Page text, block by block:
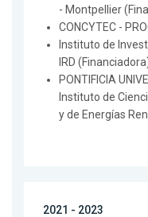
- Montpellier
CONCYTEC -
Instituto de
IRD
PONTIFICIA
Instituto de
y de Energías
2021 - 2023